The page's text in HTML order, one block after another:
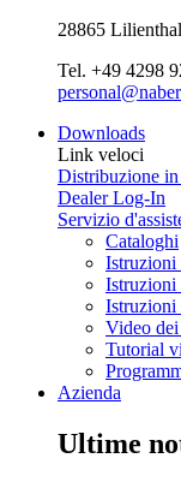
28865 Lilienthal
Tel. +49 4298
Downloads
Link veloci
Distribuzione
Dealer Log-In
Servizio
Cataloghi
Istruzioni
Istruzioni
Istruzioni
Video
Tutorial
Azienda
Ultime